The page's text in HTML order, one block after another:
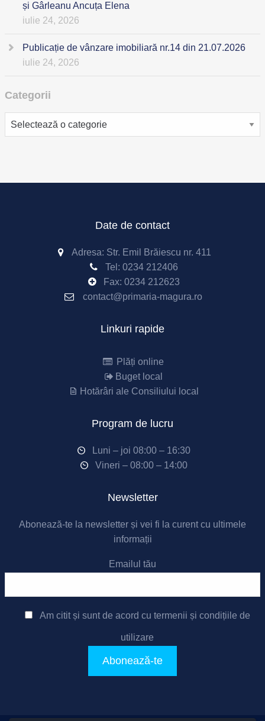
și Gârleanu Ancuța Elena
iulie 24, 2026
Publicație de vânzare imobiliară nr.14 din 21.07.2026
iulie 24, 2026
Categorii
Categorii
Date de contact
Adresa: Str. Emil Brăiescu nr. 411
Tel: 0234 212406
Fax: 0234 212623
contact@primaria-magura.ro
Linkuri rapide
Plăți online
Buget local
Hotărâri ale Consiliului local
Program de lucru
Luni – joi 08:00 – 16:30
Vineri – 08:00 – 14:00
Newsletter
Abonează-te la newsletter și vei fi la curent cu ultimele
informații
Emailul tău
Am citit și sunt de acord cu termenii și condițiile de
utilizare